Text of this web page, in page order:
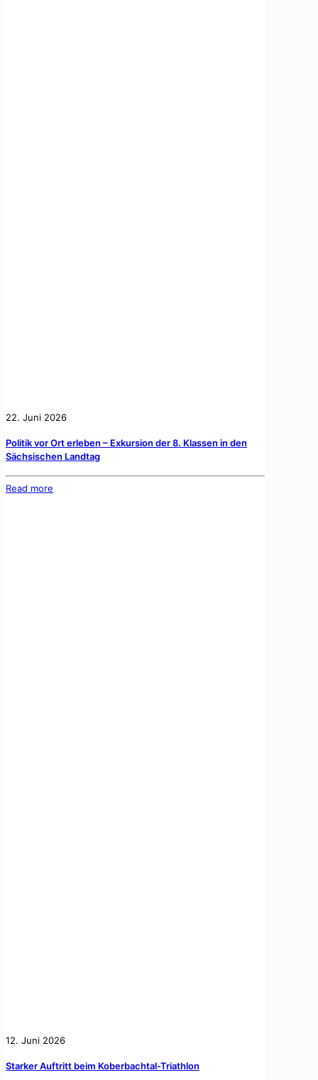
22. Juni 2026
Politik vor Ort erleben – Exkursion der 8. Klassen in den
Sächsischen Landtag
Read more
12. Juni 2026
Starker Auftritt beim Koberbachtal-Triathlon